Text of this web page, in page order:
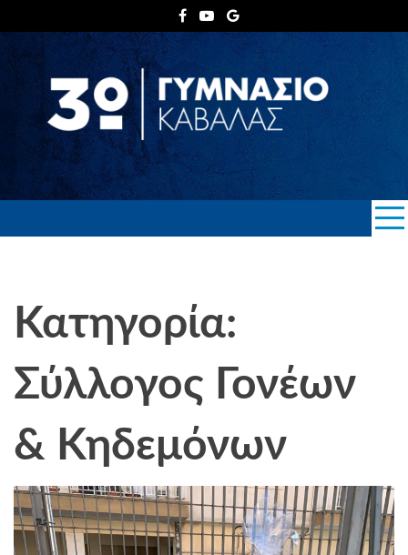
to
3ο ΓΥΜΝΑΣΙΟ
Κατηγορία:
Σύλλογος Γονέων
& Κηδεμόνων